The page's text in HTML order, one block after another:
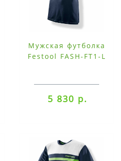
Мужская футболка
Festool FASH-FT1-L
5 830 р.